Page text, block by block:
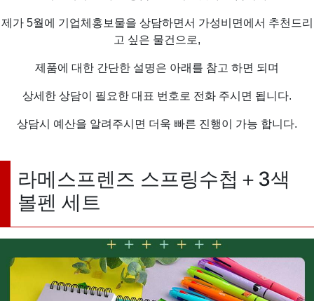
제가 5월에 기업체홍보물을 상담하면서 가성비면에서 추천드리
고 싶은 물건으로,
제품에 대한 간단한 설명은 아래를 참고 하면 되며
상세한 상담이 필요한 대표 번호로 전화 주시면 됩니다.
상담시 예산을 알려주시면 더욱 빠른 진행이 가능 합니다.
라메스프렌즈 스프링수첩＋3색
볼펜 세트